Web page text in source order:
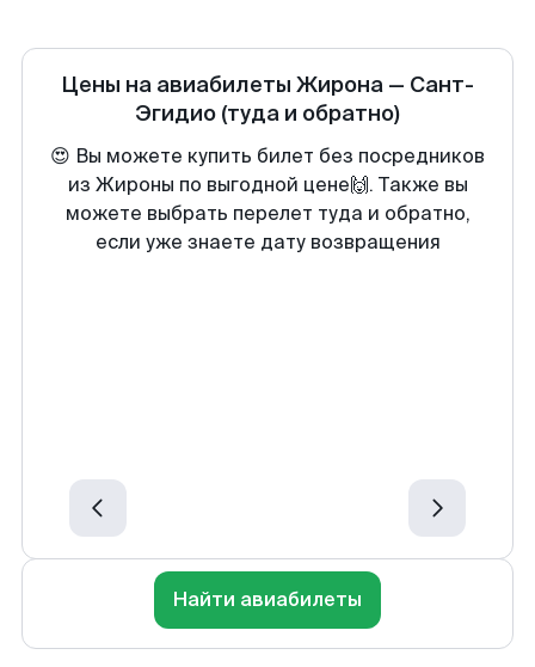
Цены на авиабилеты Жирона — Сант-
Эгидио (туда и обратно)
😍 Вы можете купить билет без посредников
из Жироны по выгодной цене🙌. Также вы
можете выбрать перелет туда и обратно,
если уже знаете дату возвращения
Найти авиабилеты